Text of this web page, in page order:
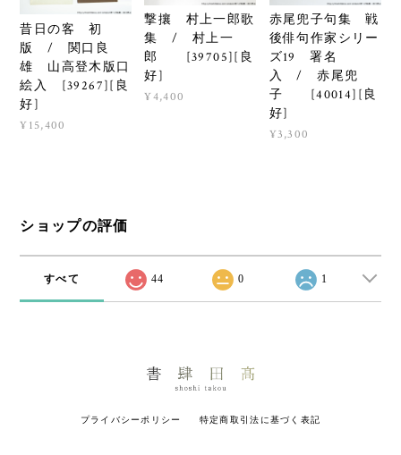
昔日の客 初
版 / 関口良
雄 山高登木版口
絵入 [39267][良
好]
¥15,400
撃攘 村上一郎歌
集 / 村上一
郎 [39705][良
好]
¥4,400
赤尾兜子句集 戦
後俳句作家シリー
ズ19 署名
入 / 赤尾兜
子 [40014][良
好]
¥3,300
ショップの評価
すべて 44 0 1
プライバシーポリシー 特定商取引法に基づく表記